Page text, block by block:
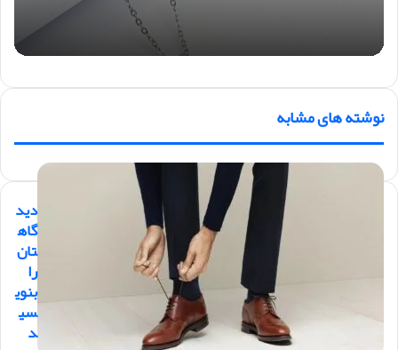
نوشته های مشابه
دید
گاه
تان
را
بنوی
سی
د